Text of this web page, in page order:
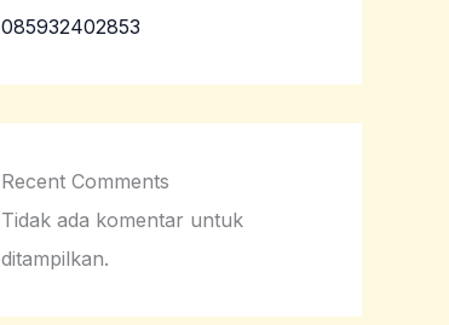
085932402853
Recent Comments
Tidak ada komentar untuk
ditampilkan.